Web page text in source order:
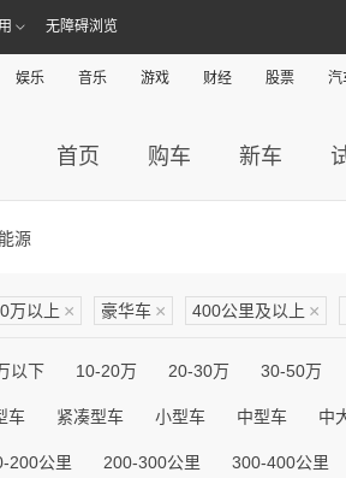
无障碍浏览
娱乐 音乐 游戏 财经 股票 汽
首页 购车 新车
源
万以上 × 豪华车 × 400公里及以上 ×
以下 10-20万 20-30万 30-50万
车 紧凑型车 小型车 中型车 中
200公里 200-300公里 300-400公里